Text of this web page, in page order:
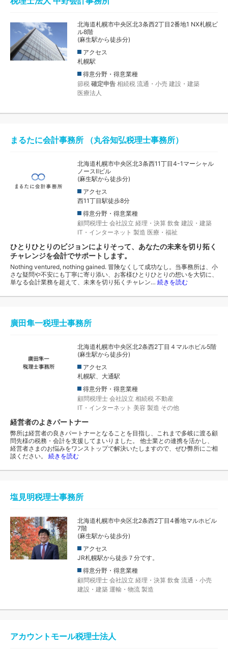
北海道札幌市中央区北3条西2丁目2番地1 NX札幌ビ
ル8階
(麻生駅から徒歩分)
アクセス
札幌駅
得意分野・得意業種
節税 確定申告 相続税 流通・小売 建設・建築
医療法人
まるたに会計事務所 （丸谷知弘税理士事務所）
北海道札幌市中央区北3条西11丁目4-1マーシャル
ノースⅡビル
(麻生駅から徒歩分)
アクセス
西11丁目駅徒歩8分
得意分野・得意業種
顧問税理士 会社設立 経理・決算 飲食 建設・建築
IT・インターネット 製造 医療・福祉
ひとりひとりのビジョンによりそって、あなたの未来を切り拓く
チャレンジを会計でサポートします。
Nothing ventured, nothing gained. 冒険なくして成功なし。当事務所は、小
さな疑問や不安にも丁寧に寄り添い、お客様ひとりひとりの想いを大切に、
単なる会計業務を超えて、未来を切り拓くチャレン… 続きを読む
廣田隼一税理士事務所
北海道札幌市中央区北2条西2丁目４マルホビル5階
(麻生駅から徒歩分)
アクセス
札幌駅、大通駅
得意分野・得意業種
顧問税理士 会社設立 相続税 不動産
IT・インターネット 美容 製造 その他
経営者のよきパートナー
弊所は経営者の良きパートナーとなることを目指し、これまで多岐に渡る顧
問先様の税務・会計を支援してまいりました。 他士業との連携を活かし、
経営者さまのお悩みをワンストップで解決いたしますので、ぜひ弊所にご相
談ください。 続きを読む
塩見明税理士事務所
北海道札幌市中央区北2条西2丁目4番地マルホビル
7階
(麻生駅から徒歩分)
アクセス
JR札幌駅から徒歩７分です。
得意分野・得意業種
顧問税理士 会社設立 経理・決算 飲食 流通・小売
建設・建築 運輸・物流 製造
アカウントモール税理士法人